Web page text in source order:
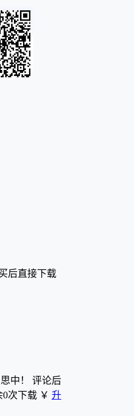
后直接下载
中！ 评论后
0次下载 ￥ 升